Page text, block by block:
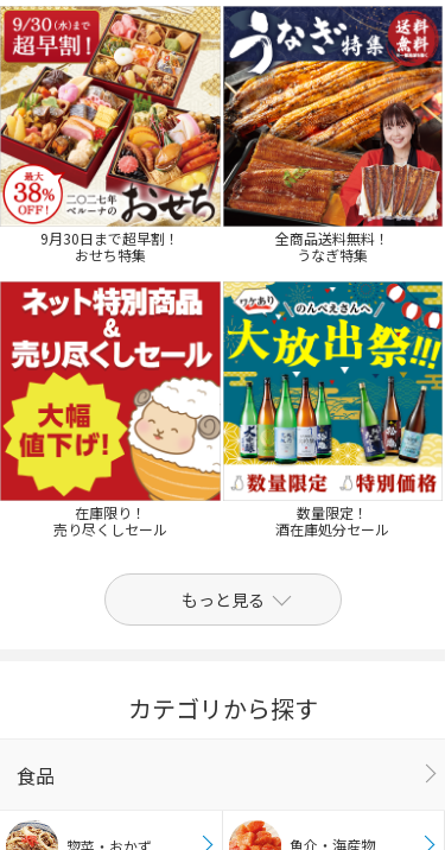
9月30日まで超早割！
おせち特集
全商品送料無料！
うなぎ特集
在庫限り！
売り尽くしセール
数量限定！
酒在庫処分セール
もっと見る
カテゴリから探す
食品
魚介・海産物